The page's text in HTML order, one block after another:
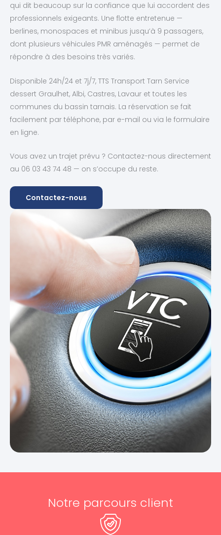
qui dit beaucoup sur la confiance que lui accordent des
professionnels exigeants. Une flotte entretenue —
berlines, monospaces et minibus jusqu’à 9 passagers,
dont plusieurs véhicules PMR aménagés — permet de
répondre à des besoins très variés.
Disponible 24h/24 et 7j/7, TTS Transport Tarn Service
dessert Graulhet, Albi, Castres, Lavaur et toutes les
communes du bassin tarnais. La réservation se fait
facilement par téléphone, par e-mail ou via le formulaire
en ligne.
Vous avez un trajet prévu ? Contactez-nous directement
au 06 03 43 74 48 — on s’occupe du reste.
Contactez-nous
Notre parcours client